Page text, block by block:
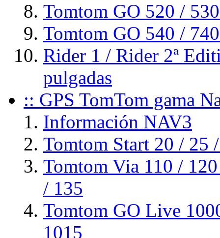
Tomtom GO 520 /
Tomtom GO 540 /
Rider 1 / Rider 2ª
pulgadas
:: GPS TomTom gama
Información NAV3
Tomtom Start 20 / 25
Tomtom Via 110 /
/ 135
Tomtom GO Live
1015